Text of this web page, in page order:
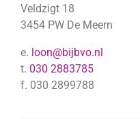
Veldzigt 18
3454 PW De Meern
e. loon@bijbvo.nl
t. 030 2883785
f. 030 2899788